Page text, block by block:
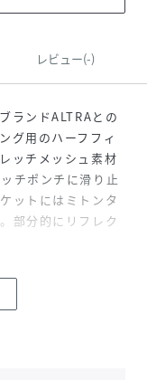
レビュー(-)
ランドALTRAとの
グ用のハーフフィ
ッチメッシュ素材
チポンチに滑り止
ットにはミトンタ
部分的にリフレク
finger gloves
drying